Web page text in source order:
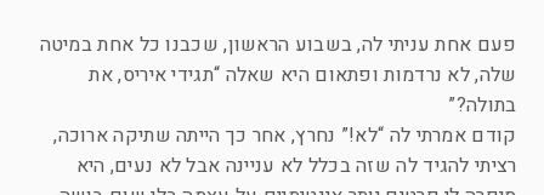
פעם אחת עניתי לה, בשבוע הראשון, שכבנו כל אחת במיטה
שלה, לא נרדמות ופתאום היא שאלה “תגידי איריס, את
בתולה?”
קודם אמרתי לה “לא!” נחרץ, אחר כך הייתה שתיקה ארוכה,
רציתי להגיד לה שזה בכלל לא עניינה אבל לא נעים, היא